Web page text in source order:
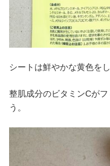
シートは鮮やかな黄色を
整肌成分のビタミンCが
う。